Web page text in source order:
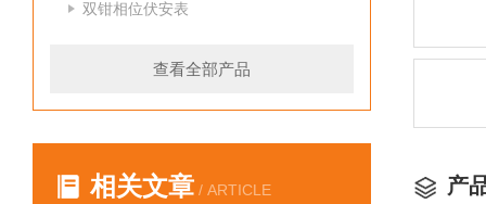
双钳相位伏安表
查看全部产品
相关文章 / ARTICLE 产